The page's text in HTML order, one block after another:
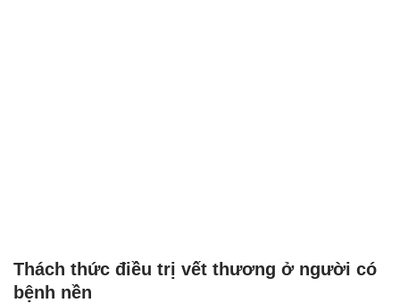
Thách thức điều trị vết thương ở người có
bệnh nền